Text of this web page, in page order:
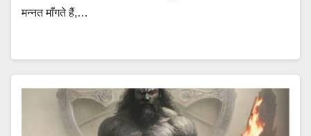
मन्नत माँगते हैं,…